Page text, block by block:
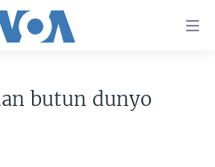
butun dunyo